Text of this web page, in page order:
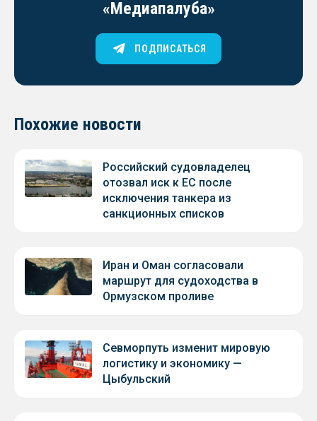
«Медиапалуба»
ПОДПИСАТЬСЯ
Похожие новости
Российский судовладелец
отозвал иск к ЕС после
исключения танкера из
санкционных списков
Иран и Оман согласовали
маршрут для судоходства в
Ормузском проливе
Севморпуть изменит мировую
логистику и экономику —
Цыбульский